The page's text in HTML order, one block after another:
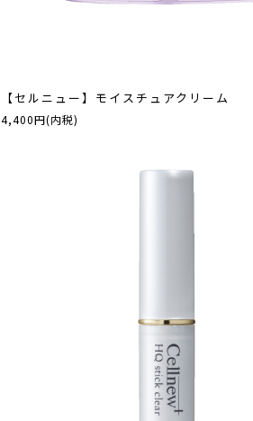
【セルニュー】モイスチュアクリーム
4,400円(内税)